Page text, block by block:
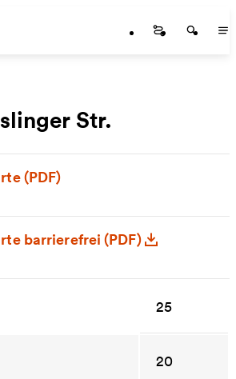
Startseite
Str.
(PDF)
barrierefrei (PDF)
25
20